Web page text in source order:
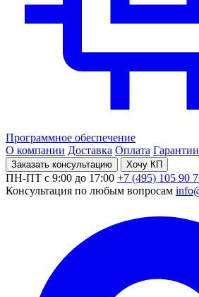
Программное обеспечение
О компании Доставка Оплата Гарантии
Заказать консультацию Хочу КП
ПН-ПТ с 9:00 до 17:00 +7 (495) 105 90
Консультация по любым вопросам